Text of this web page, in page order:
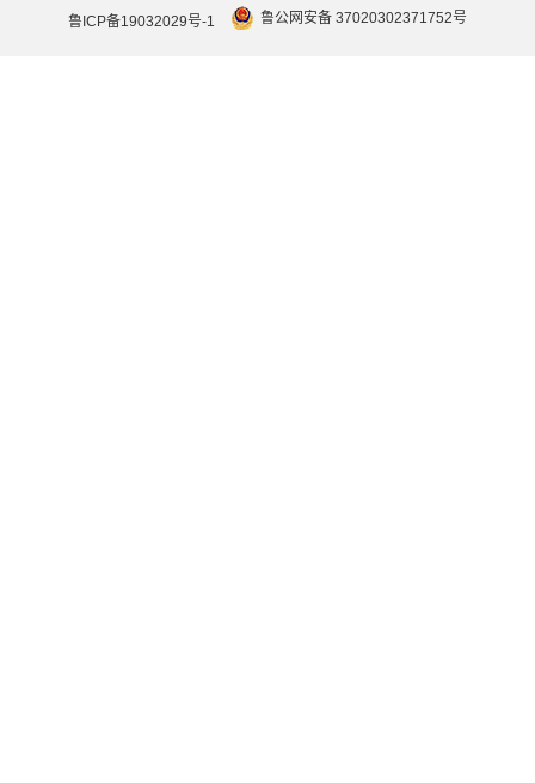
鲁ICP备19032029号-1 鲁公网安备 37020302371752号